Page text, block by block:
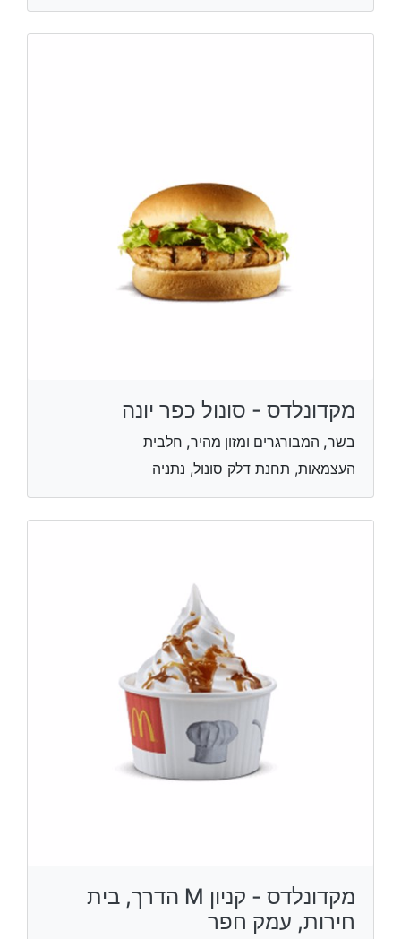
מקדונלדס - סונול כפר יונה
בשר, המבורגרים ומזון מהיר, חלבית
העצמאות, תחנת דלק סונול, נתניה
מקדונלדס - קניון M הדרך, בית
חירות, עמק חפר